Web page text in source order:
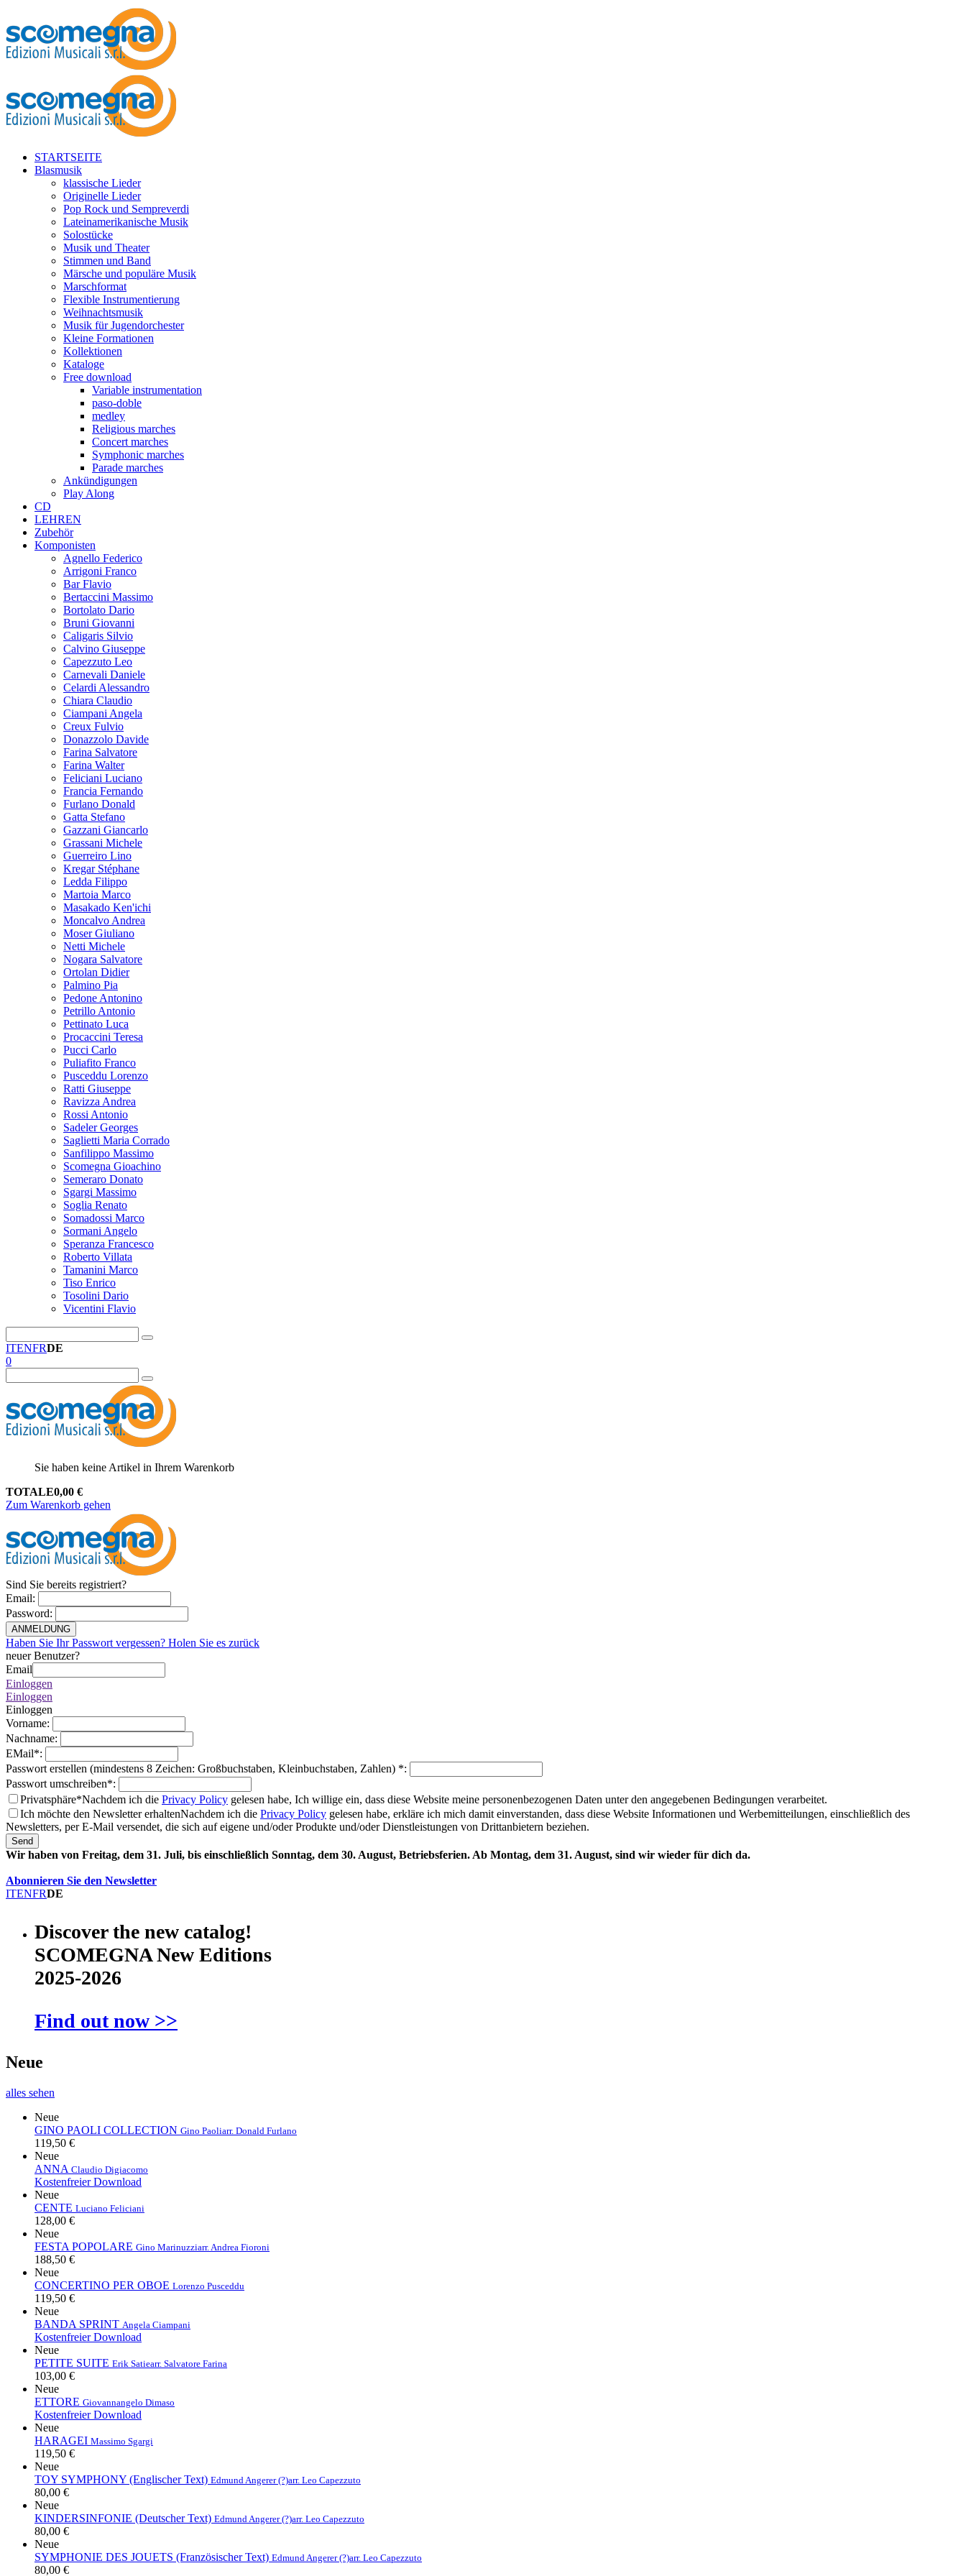
STARTSEITE
Blasmusik
klassische Lieder
Originelle Lieder
Pop Rock und Sempreverdi
Lateinamerikanische Musik
Solostücke
Musik und Theater
Stimmen und Band
Märsche und populäre Musik
Marschformat
Flexible Instrumentierung
Weihnachtsmusik
Musik für Jugendorchester
Kleine Formationen
Kollektionen
Kataloge
Free download
Variable instrumentation
paso-doble
medley
Religious marches
Concert marches
Symphonic marches
Parade marches
Ankündigungen
Play Along
CD
LEHREN
Zubehör
Komponisten
Agnello Federico
Arrigoni Franco
Bar Flavio
Bertaccini Massimo
Bortolato Dario
Bruni Giovanni
Caligaris Silvio
Calvino Giuseppe
Capezzuto Leo
Carnevali Daniele
Celardi Alessandro
Chiara Claudio
Ciampani Angela
Creux Fulvio
Donazzolo Davide
Farina Salvatore
Farina Walter
Feliciani Luciano
Francia Fernando
Furlano Donald
Gatta Stefano
Gazzani Giancarlo
Grassani Michele
Guerreiro Lino
Kregar Stéphane
Ledda Filippo
Martoia Marco
Masakado Ken'ichi
Moncalvo Andrea
Moser Giuliano
Netti Michele
Nogara Salvatore
Ortolan Didier
Palmino Pia
Pedone Antonino
Petrillo Antonio
Pettinato Luca
Procaccini Teresa
Pucci Carlo
Puliafito Franco
Pusceddu Lorenzo
Ratti Giuseppe
Ravizza Andrea
Rossi Antonio
Sadeler Georges
Saglietti Maria Corrado
Sanfilippo Massimo
Scomegna Gioachino
Semeraro Donato
Sgargi Massimo
Soglia Renato
Somadossi Marco
Sormani Angelo
Speranza Francesco
Roberto Villata
Tamanini Marco
Tiso Enrico
Tosolini Dario
Vicentini Flavio
ITENFRDE
0
Sie haben keine Artikel in Ihrem Warenkorb
TOTALE0,00 €
Zum Warenkorb gehen
Sind Sie bereits registriert?
Email:
Password:
ANMELDUNG
Haben Sie Ihr Passwort vergessen? Holen Sie es zurück
neuer Benutzer?
Email
Einloggen
Einloggen
Einloggen
Vorname:
Nachname:
EMail*:
Passwort erstellen (mindestens 8 Zeichen: Großbuchstaben, Kleinbuchstaben, Zahlen) *:
Passwort umschreiben*:
Privatsphäre*Nachdem ich die Privacy Policy gelesen habe, Ich willige ein, dass diese Website meine personenbezogenen Daten unter den angegebenen Bedingungen verarbeitet.
Ich möchte den Newsletter erhaltenNachdem ich die Privacy Policy gelesen habe, erkläre ich mich damit einverstanden, dass diese Website Informationen und Werbemitteilungen, einschließlich des
Newsletters, per E-Mail versendet, die sich auf eigene und/oder Produkte und/oder Dienstleistungen von Drittanbietern beziehen.
Send
Wir haben von Freitag, dem 31. Juli, bis einschließlich Sonntag, dem 30. August, Betriebsferien. Ab Montag, dem 31. August, sind wir wieder für dich da.
Abonnieren Sie den Newsletter
ITENFRDE
Discover the new catalog!
SCOMEGNA New Editions
2025-2026
Find out now >>
Neue
alles sehen
Neue
GINO PAOLI COLLECTION Gino Paoliarr. Donald Furlano
119,50 €
Neue
ANNA Claudio Digiacomo
Kostenfreier Download
Neue
CENTE Luciano Feliciani
128,00 €
Neue
FESTA POPOLARE Gino Marinuzziarr. Andrea Fioroni
188,50 €
Neue
CONCERTINO PER OBOE Lorenzo Pusceddu
119,50 €
Neue
BANDA SPRINT Angela Ciampani
Kostenfreier Download
Neue
PETITE SUITE Erik Satiearr. Salvatore Farina
103,00 €
Neue
ETTORE Giovannangelo Dimaso
Kostenfreier Download
Neue
HARAGEI Massimo Sgargi
119,50 €
Neue
TOY SYMPHONY (Englischer Text) Edmund Angerer (?)arr. Leo Capezzuto
80,00 €
Neue
KINDERSINFONIE (Deutscher Text) Edmund Angerer (?)arr. Leo Capezzuto
80,00 €
Neue
SYMPHONIE DES JOUETS (Französischer Text) Edmund Angerer (?)arr. Leo Capezzuto
80,00 €